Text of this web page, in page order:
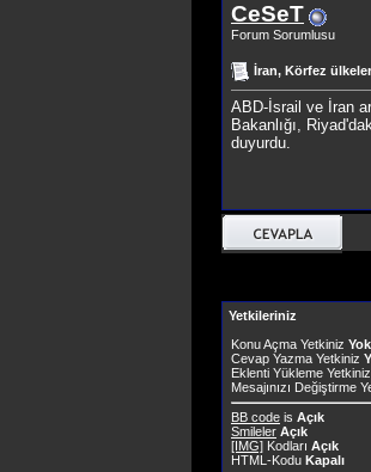
CeSeT
Forum Sorumlusu
İran, Körfez
ABD-İsrail ve İran
Bakanlığı,
duyurdu.
Yetkileriniz
Konu Açma Yetkiniz Yok
Cevap Yazma Yetkiniz
Eklenti Yükleme Yetkiniz
Mesajınızı Değiştirme
BB code is Açık
Smileler Açık
[IMG] Kodları Açık
HTML-Kodu Kapalı